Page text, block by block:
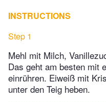
INSTRUCTIONS
Step 1
Mehl mit Milch,
Das geht am besten mit
einrühren. Eiweiß mit
unter den Teig heben.